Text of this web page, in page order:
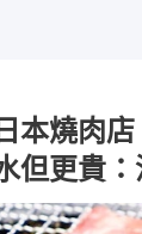
本燒肉店
但更貴